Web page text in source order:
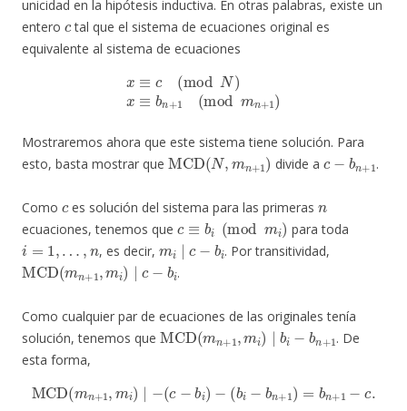
unicidad en la hipótesis inductiva. En otras palabras, existe un
entero
c
tal que el sistema de ecuaciones original es
equivalente al sistema de ecuaciones
mod N x≡bn+ 1(mod
Mostraremos ahora que este sistema tiene solución. Para
esto, basta mostrar que
MCD(N,mn +1)
divide a
c−bn+
.
Como es solución del sistema para las primeras
ecuaciones, tenemos que
c≡bi modm i)
para toda
i=1,…,n
, es decir,
m ∣ c− bi
. Por transitividad,
MCD(m n+1 m i)∣c− bi
.
Como cualquier par de ecuaciones de las originales tenía
solución, tenemos que
MCD(mn+1, mi ∣bi−bn+ 1
. De
esta forma,
MCD( +1,m −( bi) bi− n+ = n+